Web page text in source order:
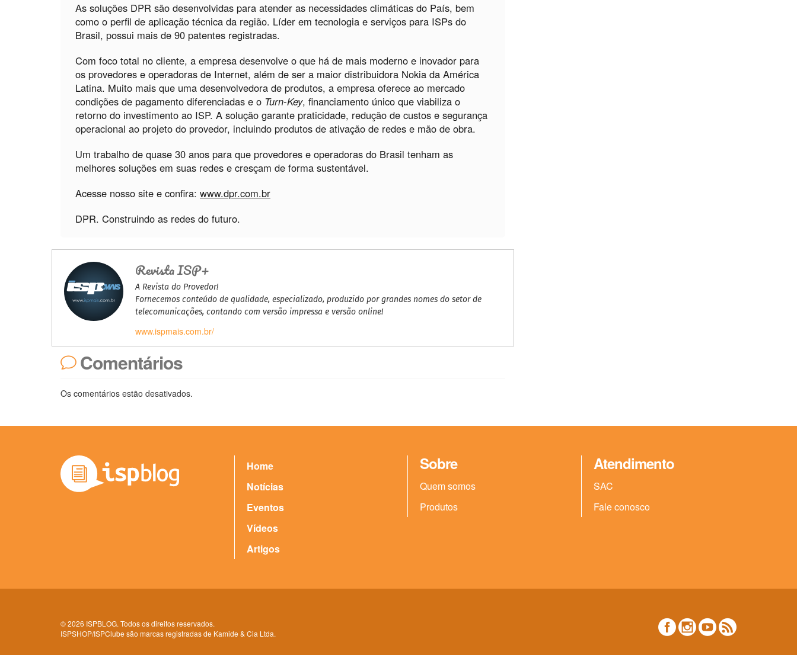
As soluções DPR são desenvolvidas para atender as necessidades climáticas do País, bem
como o perfil de aplicação técnica da região. Líder em tecnologia e serviços para ISPs do
Brasil, possui mais de 90 patentes registradas.
Com foco total no cliente, a empresa desenvolve o que há de mais moderno e inovador para
os provedores e operadoras de Internet, além de ser a maior distribuidora Nokia da América
Latina. Muito mais que uma desenvolvedora de produtos, a empresa oferece ao mercado
condições de pagamento diferenciadas e o Turn-Key, financiamento único que viabiliza o
retorno do investimento ao ISP. A solução garante praticidade, redução de custos e segurança
operacional ao projeto do provedor, incluindo produtos de ativação de redes e mão de obra.
Um trabalho de quase 30 anos para que provedores e operadoras do Brasil tenham as
melhores soluções em suas redes e cresçam de forma sustentável.
Acesse nosso site e confira: www.dpr.com.br
DPR. Construindo as redes do futuro.
Revista ISP+
A Revista do Provedor!
Fornecemos conteúdo de qualidade, especializado, produzido por grandes nomes do setor de
telecomunicações, contando com versão impressa e versão online!
www.ispmais.com.br/
Comentários
Os comentários estão desativados.
Home
Notícias
Eventos
Vídeos
Artigos
Sobre
Quem somos
Produtos
Atendimento
SAC
Fale conosco
© 2026 ISPBLOG. Todos os direitos reservados.
ISPSHOP/ISPClube são marcas registradas de Kamide & Cia Ltda.